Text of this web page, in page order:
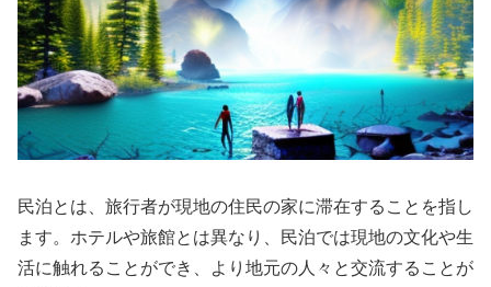
民泊とは、旅行者が現地の住民の家に滞在することを指し
ます。ホテルや旅館とは異なり、民泊では現地の文化や生
活に触れることができ、より地元の人々と交流することが